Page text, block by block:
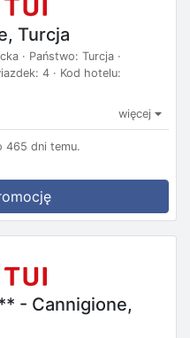
Turcja
· Państwo: Turcja ·
4 · Kod hotelu:
więcej
465 dni temu.
- Cannigione,